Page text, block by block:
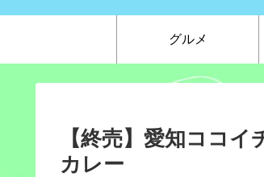
グルメ
【終売】愛知ココ
カレー